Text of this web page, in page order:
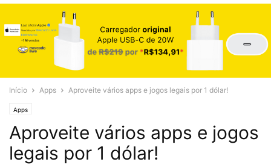
Início Apps Aproveite vários apps e jogos legais por 1 dólar!
Apps
Aproveite vários apps e jogos
legais por 1 dólar!